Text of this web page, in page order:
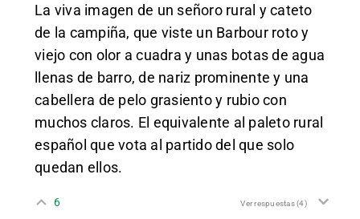
La viva imagen de un señoro rural y cateto
de la campiña, que viste un Barbour roto y
viejo con olor a cuadra y unas botas de agua
llenas de barro, de nariz prominente y una
cabellera de pelo grasiento y rubio con
muchos claros. El equivalente al paleto rural
español que vota al partido del que solo
quedan ellos.
6 Ver respuestas(4)